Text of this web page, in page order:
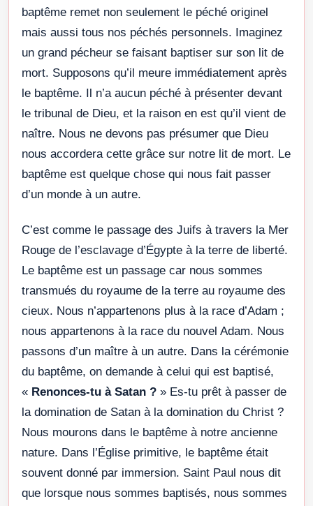
baptême remet non seulement le péché originel
mais aussi tous nos péchés personnels. Imaginez
un grand pécheur se faisant baptiser sur son lit de
mort. Supposons qu’il meure immédiatement après
le baptême. Il n’a aucun péché à présenter devant
le tribunal de Dieu, et la raison en est qu’il vient de
naître. Nous ne devons pas présumer que Dieu
nous accordera cette grâce sur notre lit de mort. Le
baptême est quelque chose qui nous fait passer
d’un monde à un autre.
C’est comme le passage des Juifs à travers la Mer
Rouge de l’esclavage d’Égypte à la terre de liberté.
Le baptême est un passage car nous sommes
transmués du royaume de la terre au royaume des
cieux. Nous n’appartenons plus à la race d’Adam ;
nous appartenons à la race du nouvel Adam. Nous
passons d’un maître à un autre. Dans la cérémonie
du baptême, on demande à celui qui est baptisé,
« Renonces-tu à Satan ? » Es-tu prêt à passer de
la domination de Satan à la domination du Christ ?
Nous mourons dans le baptême à notre ancienne
nature. Dans l’Église primitive, le baptême était
souvent donné par immersion. Saint Paul nous dit
que lorsque nous sommes baptisés, nous sommes